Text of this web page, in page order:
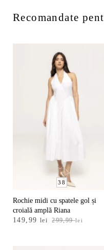
Recomandate
38
Rochie midi cu spatele gol și
croială amplă Riana
299,99lei
Prețul
149,99 lei
Prețul